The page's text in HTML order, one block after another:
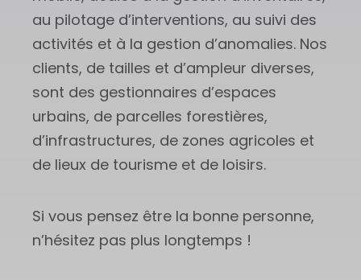
au pilotage d’interventions, au suivi des
activités et à la gestion d’anomalies. Nos
clients, de tailles et d’ampleur diverses,
sont des gestionnaires d’espaces
urbains, de parcelles forestières,
d’infrastructures, de zones agricoles et
de lieux de tourisme et de loisirs.
Si vous pensez être la bonne personne,
n’hésitez pas plus longtemps !